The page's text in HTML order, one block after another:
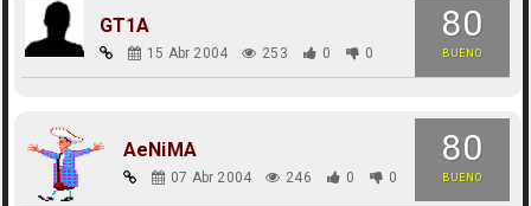
80
BUENO
GT1A
15 Abr 2004 253 0 0
80
BUENO
AeNiMA
07 Abr 2004 246 0 0